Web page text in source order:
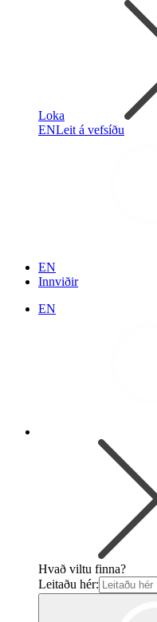
Loka
ENLeit á vefsíðu
EN
Innviðir
EN
Hvað viltu finna?
Leitaðu hér: